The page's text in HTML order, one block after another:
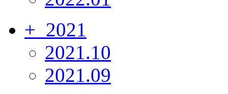
+ 2021
2021.10
2021.09